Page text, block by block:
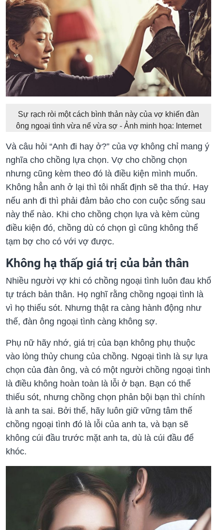
Sự rạch ròi một cách bình thản này của vợ khiến đàn
ông ngoại tình vừa nể vừa sợ - Ảnh minh họa: Internet
Và câu hỏi “Anh đi hay ở?” của vợ không chỉ mang ý
nghĩa cho chồng lựa chọn. Vợ cho chồng chọn
nhưng cũng kèm theo đó là điều kiện mình muốn.
Không hẳn anh ở lại thì tôi nhất định sẽ tha thứ. Hay
nếu anh đi thì phải đảm bảo cho con cuộc sống sau
này thế nào. Khi cho chồng chọn lựa và kèm cùng
điều kiện đó, chồng dù có chọn gì cũng không thể
tạm bợ cho có với vợ được.
Không hạ thấp giá trị của bản thân
Nhiều người vợ khi có chồng ngoại tình luôn đau khổ
tự trách bản thân. Họ nghĩ rằng chồng ngoại tình là
vì họ thiếu sót. Nhưng thật ra càng hành động như
thế, đàn ông ngoại tình càng không sợ.
Phụ nữ hãy nhớ, giá trị của bạn không phụ thuộc
vào lòng thủy chung của chồng. Ngoại tình là sự lựa
chọn của đàn ông, và có một người chồng ngoại tình
là điều không hoàn toàn là lỗi ở bạn. Bạn có thể
thiếu sót, nhưng chồng chọn phản bội bạn thì chính
là anh ta sai. Bởi thế, hãy luôn giữ vững tâm thế
chồng ngoại tình đó là lỗi của anh ta, và bạn sẽ
không cúi đầu trước mặt anh ta, dù là cúi đầu để
khóc.